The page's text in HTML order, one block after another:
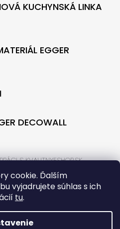
cookie. Ďalším
vyjadrujete súhlas s ich
tu.
KUCHYNSKÁ LINKA
EGGER
DECOWALL
S KVALITNYESHOP.SK
S BONTEC.SK
SHOPTET
. VŠETKY PRÁVA VYHRADENÉ.